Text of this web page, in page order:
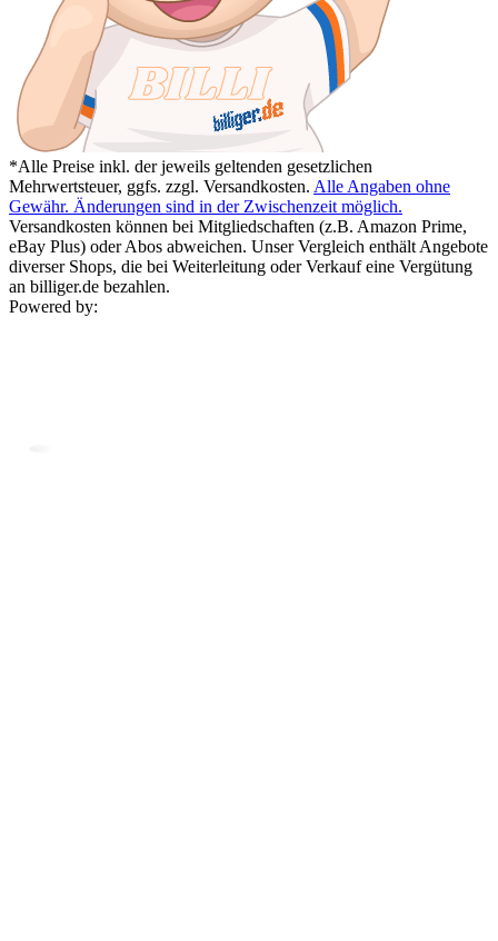
*Alle Preise inkl. der jeweils geltenden gesetzlichen
Mehrwertsteuer, ggfs. zzgl. Versandkosten. Alle Angaben ohne
Gewähr. Änderungen sind in der Zwischenzeit möglich.
Versandkosten können bei Mitgliedschaften (z.B. Amazon Prime,
eBay Plus) oder Abos abweichen. Unser Vergleich enthält Angebote
diverser Shops, die bei Weiterleitung oder Verkauf eine Vergütung
an billiger.de bezahlen.
Powered by: